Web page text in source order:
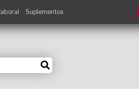
Suplementos